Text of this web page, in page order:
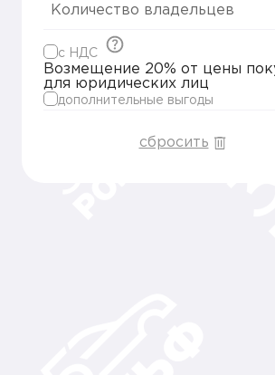
Количество владельцев
c НДС
Возмещение 20% от цены
для юридических лиц
дополнительные выгоды
сбросить